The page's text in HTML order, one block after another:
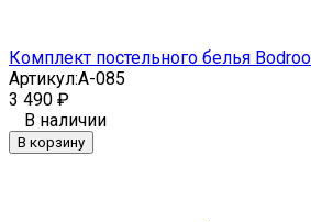
Комплект постельного белья
Артикул:A-085
3 490 ₽
В наличии
В корзину